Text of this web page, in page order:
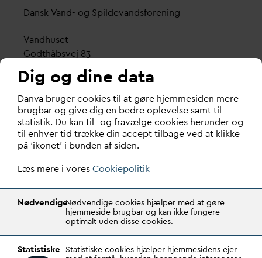
Dansk Vand- og Spildevandsforening
Vandhuset
Godthåbsvej 83
8660 Skanderborg
København
Vester Farimagsgade 1, 5. sal.
1606 København V
Tlf.: 70 21 00 55
d
a.dk
Transparency Register: REG 0105047100027-26
Dig og dine data
Danva bruger cookies til at gøre hjemmesiden mere
brugbar og give dig en bedre oplevelse samt til
statistik. Du kan til- og fravælge cookies herunder og
til enhver tid trække din accept tilbage ved at klikke
på ‘ikonet’ i bunden af siden.
Læs mere i voresCookiepolitik
NødvendigeNødvendige cookies hjælper med at gøre
hjemmeside brugbar og kan ikke fungere
optimalt uden disse cookies.
Statistiske Statistiske cookies hjælper hjemmesidens ejer